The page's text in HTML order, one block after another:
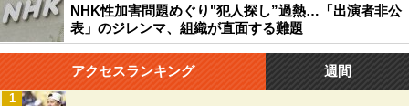
NHK性加害問題めぐり"犯人探し”過熱…「出演者非公
表」のジレンマ、組織が直面する難題
アクセスランキング 週間
1